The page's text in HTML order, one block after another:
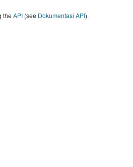
theAPI(see Dokumentasi API).